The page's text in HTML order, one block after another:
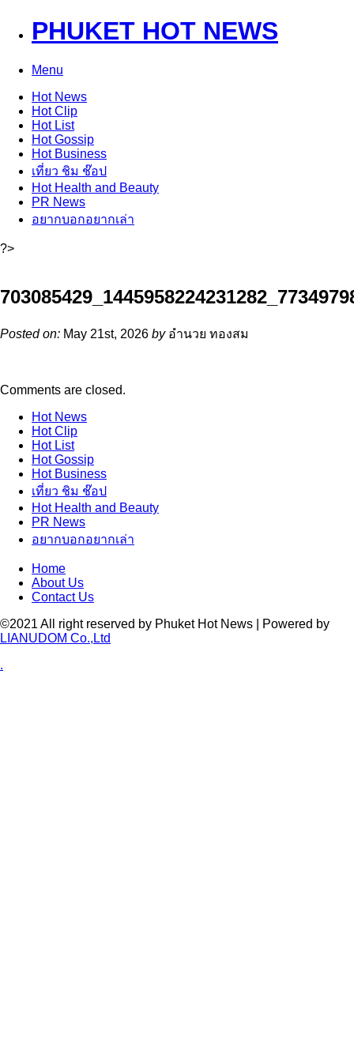
PHUKET HOT NEWS
Menu
HotNews
HotClip
HotList
HotGossip
HotBusiness
เที่ยว ชิม ช๊อป
HotHealth and Beauty
PR News
อยากบอกอยากเล่า
?>
Posted on: May 21st, 2026 byอำนวย ทองสม
Comments are closed.
HotNews
HotClip
HotList
HotGossip
HotBusiness
เที่ยว ชิม ช๊อป
HotHealth and Beauty
PR News
อยากบอกอยากเล่า
Home
About Us
Contact Us
©2021 All right reserved by Phuket Hot News | Powered by
LIANUDOM Co.,Ltd
.